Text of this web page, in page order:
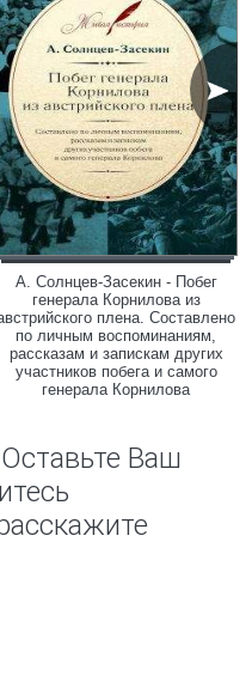
А. Солнцев-Засекин - Побег
генерала Корнилова из
плена. Составлено
по личным воспоминаниям,
рассказам и запискам других
участников побега и самого
генерала Корнилова
Ваш